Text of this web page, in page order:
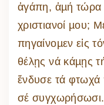
ἀγάπη, ἀµή τώρα
χριστιανοί µου;
πηγαίνοµεν εἰς
θέλῃς νά κάµῃς
ἔνδυσε τά φτωχά
σέ συγχωρήσωσι.